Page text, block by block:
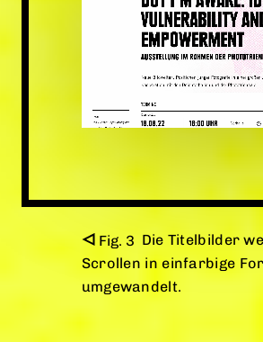
Die Titelbilder
Scrollen in einfarbige
umgewandelt.